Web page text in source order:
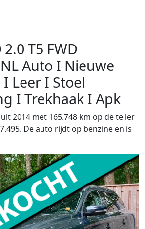
2.0 T5 FWD
Auto I Nieuwe
Leer I Stoel
I Trekhaak I Apk
uit 2014 met 165.748 km op de teller
De auto rijdt op benzine en is